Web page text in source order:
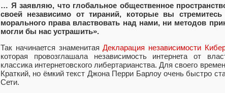
… Я заявляю, что глобальное общественное
своей независимо от тираний, которые вы
морального права властвовать над нами, ни методов
могли бы нас устрашить».
Так начинается знаменитаяДекларация независимости
которая провозглашала независимость интернета от
классика интернетовского либертарианства. Для своего
Краткий, но ёмкий текст Джона Перри Барлоу очень быстро
Сети.